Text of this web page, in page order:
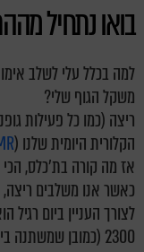
בואו נתחיל
למה בכלל עלי לשלב
משקל הגוף שלי?
ריצה (כמו כל פעילות
הקלורית היומית שלנו (
אז מה קורה בת'כלס,
כאשר אנו משלבים ריצה,
2300 (כמובן שמשתנה בין סוגי הריצה).